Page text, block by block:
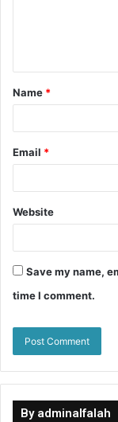
Name *
Email *
Website
Save my name,
time I comment.
By adminalfalah